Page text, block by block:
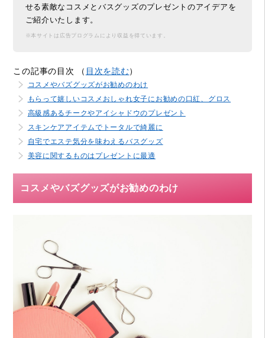
せる素敵なコスメとバスグッズのプレゼントのアイデアを
ご紹介いたします。
※本サイトは広告プログラムにより収益を得ています。
この記事の目次 （ 目次を読む）
コスメやバズグッズがお勧めのわけ
もらって嬉しいコスメおしゃれ女子にお勧めの口紅、グロス
高級感あるチークやアイシャドウのプレゼント
スキンケアアイテムでトータルで綺麗に
自宅でエステ気分を味わえるバスグッズ
美容に関するものはプレゼントに最適
コスメやバズグッズがお勧めのわけ